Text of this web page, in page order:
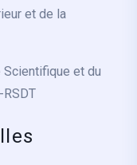
et de la
Scientifique et du